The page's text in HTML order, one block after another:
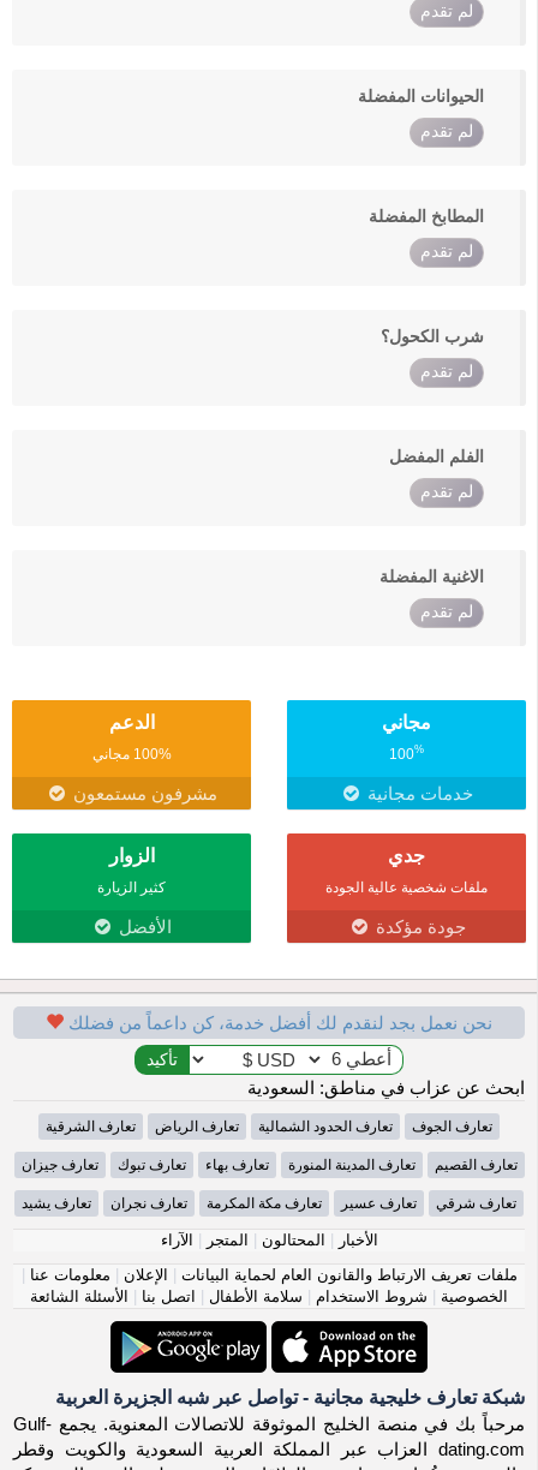
لم تقدم
الحيوانات المفضلة
لم تقدم
المطابخ المفضلة
لم تقدم
شرب الكحول؟
لم تقدم
الفلم المفضل
لم تقدم
الاغنية المفضلة
لم تقدم
مجاني
100%
خدمات مجانية
الدعم
100% مجاني
مشرفون مستمعون
جدي
ملفات شخصية عالية الجودة
جودة مؤكدة
الزوار
كثير الزيارة
الأفضل
نحن نعمل بجد لنقدم لك أفضل خدمة، كن داعماً من فضلك
ابحث عن عزاب في مناطق: السعودية
تعارف الجوف تعارف الحدود الشمالية تعارف الرياض تعارف الشرقية
تعارف القصيم تعارف المدينة المنورة تعارف بهاء تعارف تبوك تعارف جيزان
تعارف شرقي تعارف عسير تعارف مكة المكرمة تعارف نجران تعارف يشيد
الأخبار | المحتالون | المتجر | الآراء
ملفات تعريف الارتباط والقانون العام لحماية البيانات | الإعلان | معلومات عنا |
الخصوصية | شروط الاستخدام | سلامة الأطفال | اتصل بنا | الأسئلة الشائعة
شبكة تعارف خليجية مجانية - تواصل عبر شبه الجزيرة العربية
مرحباً بك في منصة الخليج الموثوقة للاتصالات المعنوية. يجمع Gulf-
dating.com العزاب عبر المملكة العربية السعودية والكويت وقطر